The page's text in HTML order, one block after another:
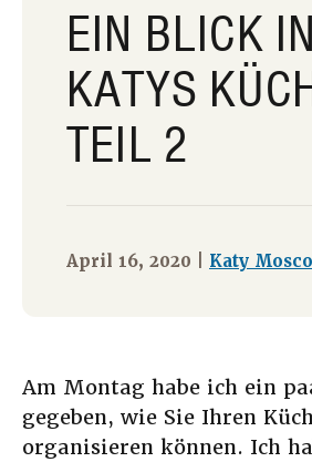
EIN BLICK IN
KATYS
TEIL 2
April 16, 2020 | Katy
Am Montag habe ich ein
gegeben, wie Sie Ihren
organisieren können. Ich